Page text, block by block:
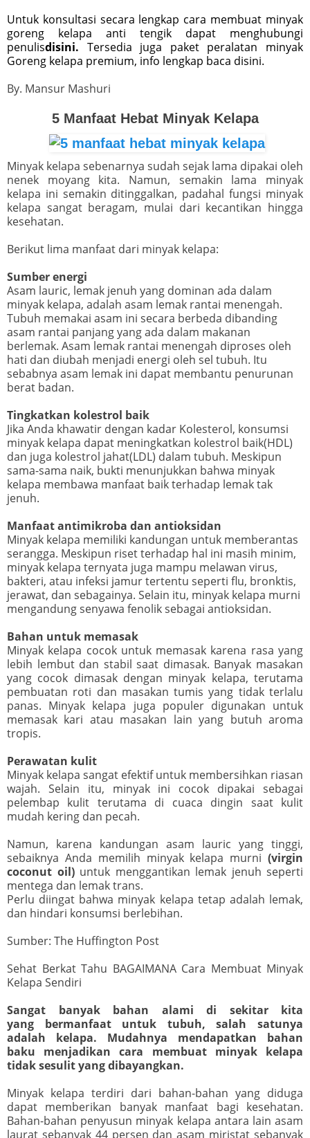
Untuk konsultasi secara lengkap cara membuat minyak
goreng kelapa anti tengik dapat menghubungi
penulisdisini. Tersedia juga paket peralatan minyak
Goreng kelapa premium, info lengkap baca disini.
By. Mansur Mashuri
5 Manfaat Hebat Minyak Kelapa
Minyak kelapa sebenarnya sudah sejak lama dipakai oleh
nenek moyang kita. Namun, semakin lama minyak
kelapa ini semakin ditinggalkan, padahal fungsi minyak
kelapa sangat beragam, mulai dari kecantikan hingga
kesehatan.
Berikut lima manfaat dari minyak kelapa:
Sumber energi
Asam lauric, lemak jenuh yang dominan ada dalam
minyak kelapa, adalah asam lemak rantai menengah.
Tubuh memakai asam ini secara berbeda dibanding
asam rantai panjang yang ada dalam makanan
berlemak. Asam lemak rantai menengah diproses oleh
hati dan diubah menjadi energi oleh sel tubuh. Itu
sebabnya asam lemak ini dapat membantu penurunan
berat badan.
Tingkatkan kolestrol baik
Jika Anda khawatir dengan kadar Kolesterol, konsumsi
minyak kelapa dapat meningkatkan kolestrol baik(HDL)
dan juga kolestrol jahat(LDL) dalam tubuh. Meskipun
sama-sama naik, bukti menunjukkan bahwa minyak
kelapa membawa manfaat baik terhadap lemak tak
jenuh.
Manfaat antimikroba dan antioksidan
Minyak kelapa memiliki kandungan untuk memberantas
serangga. Meskipun riset terhadap hal ini masih minim,
minyak kelapa ternyata juga mampu melawan virus,
bakteri, atau infeksi jamur tertentu seperti flu, bronktis,
jerawat, dan sebagainya. Selain itu, minyak kelapa murni
mengandung senyawa fenolik sebagai antioksidan.
Bahan untuk memasak
Minyak kelapa cocok untuk memasak karena rasa yang
lebih lembut dan stabil saat dimasak. Banyak masakan
yang cocok dimasak dengan minyak kelapa, terutama
pembuatan roti dan masakan tumis yang tidak terlalu
panas. Minyak kelapa juga populer digunakan untuk
memasak kari atau masakan lain yang butuh aroma
tropis.
Perawatan kulit
Minyak kelapa sangat efektif untuk membersihkan riasan
wajah. Selain itu, minyak ini cocok dipakai sebagai
pelembap kulit terutama di cuaca dingin saat kulit
mudah kering dan pecah.
Namun, karena kandungan asam lauric yang tinggi,
sebaiknya Anda memilih minyak kelapa murni (virgin
coconut oil)untuk menggantikan lemak jenuh seperti
mentega dan lemak trans.
Perlu diingat bahwa minyak kelapa tetap adalah lemak,
dan hindari konsumsi berlebihan.
Sumber: The Huffington Post
Sehat Berkat Tahu BAGAIMANA Cara Membuat Minyak
Kelapa Sendiri
Sangat banyak bahan alami di sekitar kita
yang bermanfaat untuk tubuh, salah satunya
adalah kelapa. Mudahnya mendapatkan bahan
baku menjadikan cara membuat minyak kelapa
tidak sesulit yang dibayangkan.
Minyak kelapa terdiri dari bahan-bahan yang diduga
dapat memberikan banyak manfaat bagi kesehatan.
Bahan-bahan penyusun minyak kelapa antara lain asam
laurat sebanyak 44 persen dan asam miristat sebanyak